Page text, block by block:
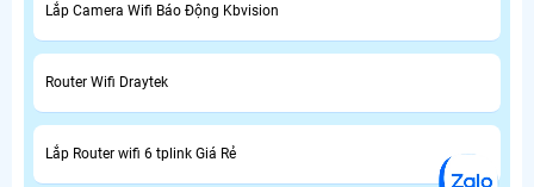
Lắp Camera Wifi Báo Động Kbvision
Router Wifi Draytek
Lắp Router wifi 6 tplink Giá Rẻ